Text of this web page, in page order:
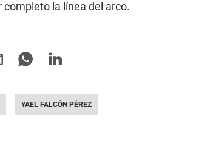
la línea del arco.
YAEL FALCÓN PÉREZ